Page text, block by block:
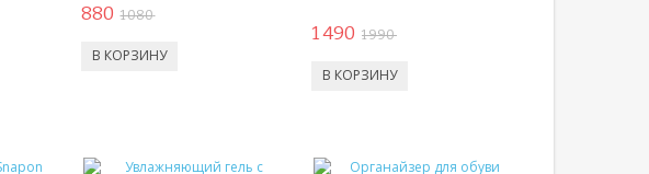
880 1 080
1 490 1 990